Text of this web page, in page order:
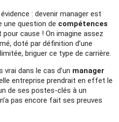
: devenir manager est
question de compétences
pour cause ! On imagine assez
doté par définition d’une
briguer ce type de carrière.
vrai dans le cas d’un manager
entreprise prendrait en effet le
de ses postes-clés à un
pas encore fait ses preuves